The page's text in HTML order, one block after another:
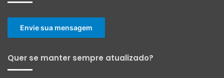
Envie sua mensagem
Quer se manter sempre atualizado?